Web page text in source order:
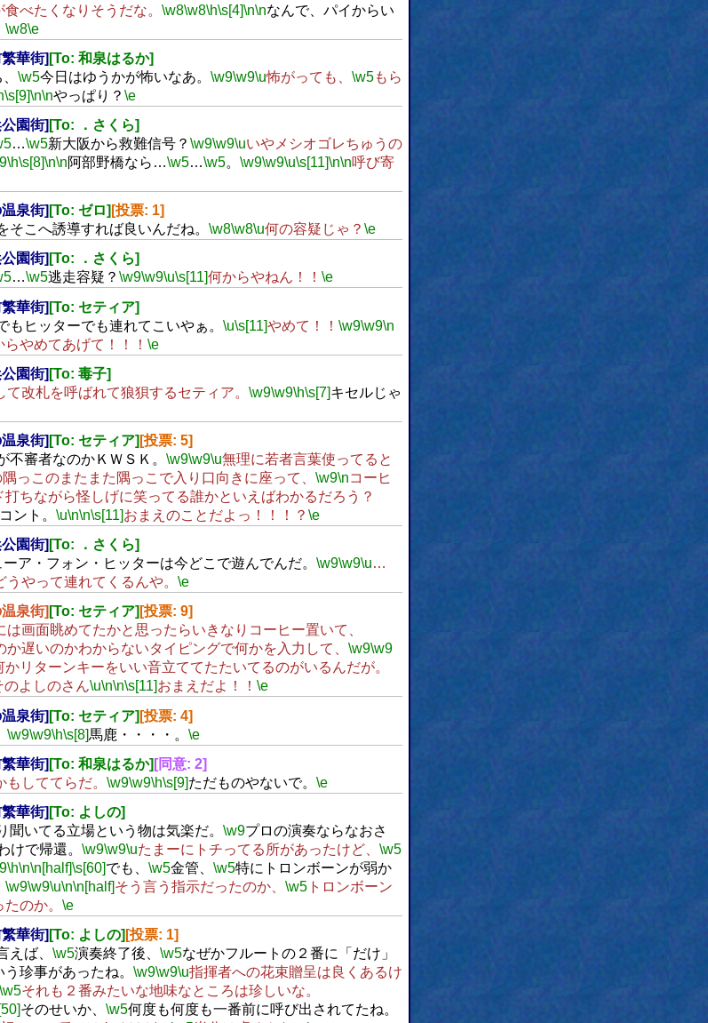
べたくなりそうだな。 \w8\w8\h\s[4]\n\nなんで、パイからい
\w8\e
華街] [To: 和泉はるか]
\w5今日はゆうかが怖いなあ。 \w9\w9\u怖がっても、 \w5もら
\s[9]\n\nやっぱり？ \e
園街] [To: ．さくら]
…\w5新大阪から救難信号？ \w9\w9\uいやメシオゴレちゅうの
\h\s[8]\n\n阿部野橋なら…\w5…\w5。 \w9\w9\u\s[11]\n\n呼び寄
泉街] [To: ゼロ] [投票: 1]
そこへ誘導すれば良いんだね。 \w8\w8\u何の容疑じゃ？ \e
園街] [To: ．さくら]
…\w5逃走容疑？ \w9\w9\u\s[11]何からやねん！！ \e
華街] [To: セティア]
もヒッターでも連れてこいやぁ。 \u\s[11]やめて！！ \w9\w9\n
やめてあげて！！！ \e
園街] [To: 毒子]
て改札を呼ばれて狼狽するセティア。 \w9\w9\h\s[7]キセルじゃ
泉街] [To: セティア] [投票: 5]
不審者なのかＫＷＳＫ。 \w9\w9\u無理に若者言葉使ってると
っこのまたまた隅っこで入り口向きに座って、 \w9\nコーヒ
ちながら怪しげに笑ってる誰かといえばわかるだろう？
ント。 \u\n\n\s[11]おまえのことだよっ！！！？ \e
園街] [To: ．さくら]
ーア・フォン・ヒッターは今どこで遊んでんだ。 \w9\w9\u…
うやって連れてくるんや。 \e
泉街] [To: セティア] [投票: 9]
は画面眺めてたかと思ったらいきなりコーヒー置いて、
か遅いのかわからないタイピングで何かを入力して、 \w9\w9
かリターンキーをいい音立ててたたいてるのがいるんだが。
のよしのさん\u\n\n\s[11]おまえだよ！！ \e
泉街] [To: セティア] [投票: 4]
\w9\w9\h\s[8]馬鹿・・・・。 \e
華街] [To: 和泉はるか] [同意: 2]
もしててらだ。 \w9\w9\h\s[9]ただものやないで。 \e
華街] [To: よしの]
聞いてる立場という物は気楽だ。 \w9プロの演奏ならなおさ
けで帰還。 \w9\w9\uたまーにトチってる所があったけど、 \w5
\h\n\n[half]\s[60]でも、 \w5金管、 \w5特にトロンボーンが弱か
\w9\w9\u\n\n[half]そう言う指示だったのか、 \w5トロンボーン
のか。 \e
華街] [To: よしの] [投票: 1]
えば、 \w5演奏終了後、 \w5なぜかフルートの２番に「だけ」
珍事があったね。 \w9\w9\u指揮者への花束贈呈は良くあるけ
\w5それも２番みたいな地味なところは珍しいな。
そのせいか、 \w5何度も何度も一番前に呼び出されてたね。